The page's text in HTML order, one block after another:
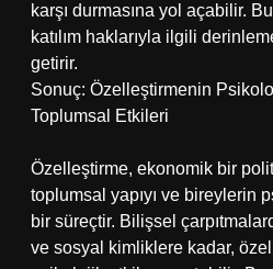
karşı durmasına yol açabilir.
katılım haklarıyla ilgili
getirir.
Sonuç: Özelleştirmenin
Toplumsal Etkileri
Özelleştirme, ekonomik bir
toplumsal yapıyı ve bireylerin
bir süreçtir. Bilişsel
ve sosyal kimliklere kadar,